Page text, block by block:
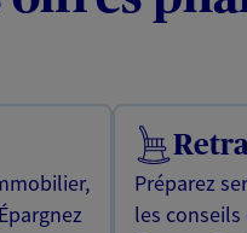
Préparez
les